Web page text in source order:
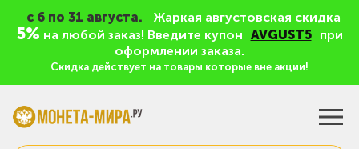
c 6 по 31 августа. Жаркая августовская скидка
5% на любой заказ! Введите купон AVGUST5
при
оформлении заказа.
Скидка действует на товары которые вне акции!